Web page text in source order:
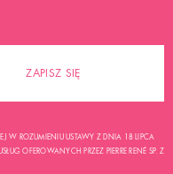
ZAPISZ SIĘ
W ROZUMIENIU USTAWY Z DNIA 18 LIPCA
OFEROWANYCH PRZEZ PIERRE RENÉ SP. Z